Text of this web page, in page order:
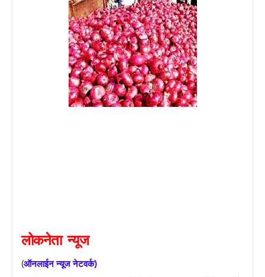
लोकनेता न्यूज
(ऑनलाईन न्यूज नेटवर्क)